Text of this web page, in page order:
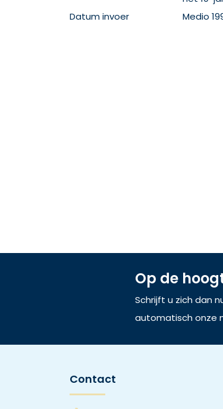
Datum invoer
Medio
Op de
Schrijft u zich dan
automatisch onze
Contact